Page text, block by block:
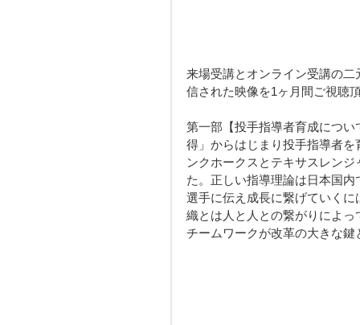
来場受講とオンライン受講の
信された映像を1ヶ月間ご視聴
第一部【投手指導者育成につ
得」からはじまり投手指導者
ンクホークスとテキサスレン
た。正しい指導理論は日本国
選手に伝え成長に繋げていく
織とは人と人との繋がりによ
チームワークが改革の大きな